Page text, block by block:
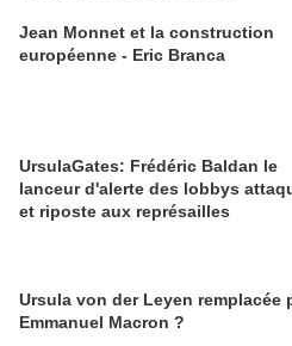
Jean Monnet et la construction
européenne - Eric Branca
UrsulaGates: Frédéric Baldan le
lanceur d'alerte des lobbys
et riposte aux représailles
Ursula von der Leyen remplacée
Emmanuel Macron ?